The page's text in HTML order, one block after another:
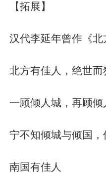
【拓展】
汉代李延年曾作《
北方有佳人，绝世而
一顾倾人城，再顾倾
宁不知倾城与倾国，
南国有佳人